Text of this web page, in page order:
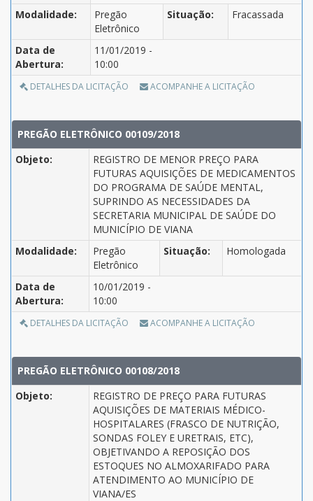
Modalidade:
Pregão
Eletrônico
Situação: Fracassada
Data de
Abertura:
11/01/2019 -
10:00
DETALHES DA LICITAÇÃO ACOMPANHE A LICITAÇÃO
PREGÃO ELETRÔNICO 00109/2018
Objeto:
REGISTRO DE MENOR PREÇO PARA
FUTURAS AQUISIÇÕES DE MEDICAMENTOS
DO PROGRAMA DE SAÚDE MENTAL,
SUPRINDO AS NECESSIDADES DA
SECRETARIA MUNICIPAL DE SAÚDE DO
MUNICÍPIO DE VIANA
Modalidade:
Pregão
Eletrônico
Situação: Homologada
Data de
Abertura:
10/01/2019 -
10:00
DETALHES DA LICITAÇÃO ACOMPANHE A LICITAÇÃO
PREGÃO ELETRÔNICO 00108/2018
Objeto:
REGISTRO DE PREÇO PARA FUTURAS
AQUISIÇÕES DE MATERIAIS MÉDICO-
HOSPITALARES (FRASCO DE NUTRIÇÃO,
SONDAS FOLEY E URETRAIS, ETC),
OBJETIVANDO A REPOSIÇÃO DOS
ESTOQUES NO ALMOXARIFADO PARA
ATENDIMENTO AO MUNICÍPIO DE
VIANA/ES